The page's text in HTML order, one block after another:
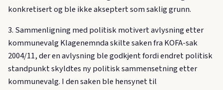
konkretisert og ble ikke akseptert som saklig grunn.
3. Sammenligning med politisk motivert avlysning etter
kommunevalg Klagenemnda skilte saken fra KOFA-sak
2004/11, der en avlysning ble godkjent fordi endret politisk
standpunkt skyldtes ny politisk sammensetning etter
kommunevalg. I den saken ble hensynet til